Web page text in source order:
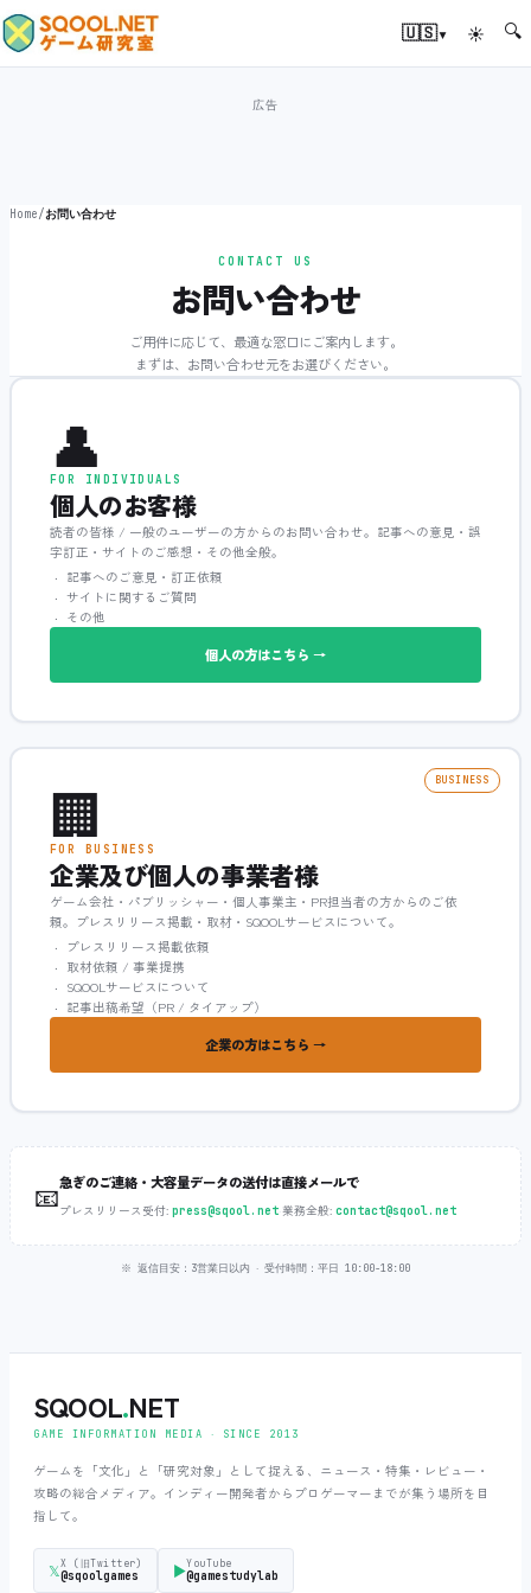
🇺🇸▾ ☀ 🔍
Home/お問い合わせ
CONTACT US
お問い合わせ
ご用件に応じて、最適な窓口にご案内します。
まずは、お問い合わせ元をお選びください。
👤
FOR INDIVIDUALS
個人のお客様
読者の皆様 / 一般のユーザーの方からのお問い合わせ。記事への意見・誤
字訂正・サイトのご感想・その他全般。
記事へのご意見・訂正依頼
サイトに関するご質問
その他
個人の方はこちら →
BUSINESS
🏢
FOR BUSINESS
企業及び個人の事業者様
ゲーム会社・パブリッシャー・個人事業主・PR担当者の方からのご依
頼。プレスリリース掲載・取材・SQOOLサービスについて。
プレスリリース掲載依頼
取材依頼 / 事業提携
SQOOLサービスについて
記事出稿希望（PR / タイアップ）
企業の方はこちら →
📧急ぎのご連絡・大容量データの送付は直接メールで
プレスリリース受付: press@sqool.net 業務全般: contact@sqool.net
※ 返信目安：3営業日以内 ‧ 受付時間：平日 10:00-18:00
SQOOL.NET
GAME INFORMATION MEDIA ‧ SINCE 2013
ゲームを「文化」と「研究対象」として捉える、ニュース・特集・レビュー・
攻略の総合メディア。インディー開発者からプロゲーマーまでが集う場所を目
指して。
𝕏X (旧Twitter)
@sqoolgames ▶YouTube
@gamestudylab